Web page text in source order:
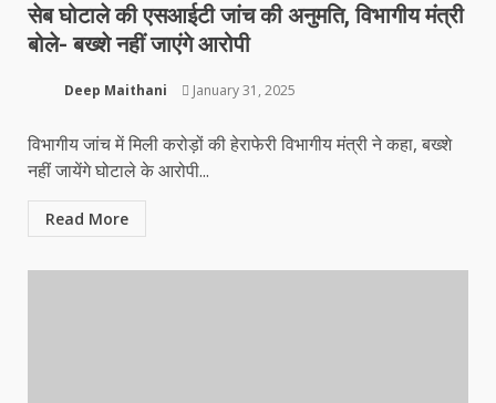
सेब घोटाले की एसआईटी जांच की अनुमति, विभागीय मंत्री
बोले- बख्शे नहीं जाएंगे आरोपी
Deep Maithani January 31, 2025
विभागीय जांच में मिली करोड़ों की हेराफेरी विभागीय मंत्री ने कहा, बख्शे
नहीं जायेंगे घोटाले के आरोपी...
Read More